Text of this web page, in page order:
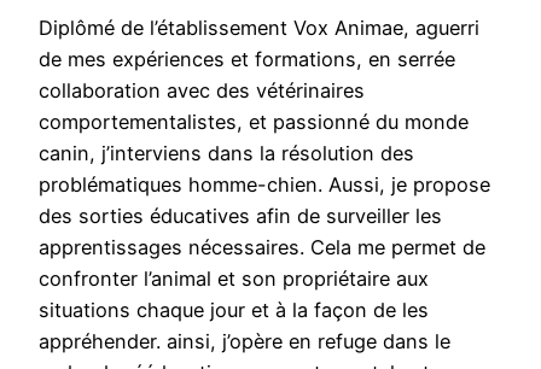
Diplômé de l’établissement Vox Animae, aguerri
de mes expériences et formations, en serrée
collaboration avec des vétérinaires
comportementalistes, et passionné du monde
canin, j’interviens dans la résolution des
problématiques homme-chien. Aussi, je propose
des sorties éducatives afin de surveiller les
apprentissages nécessaires. Cela me permet de
confronter l’animal et son propriétaire aux
situations chaque jour et à la façon de les
appréhender. ainsi, j’opère en refuge dans le